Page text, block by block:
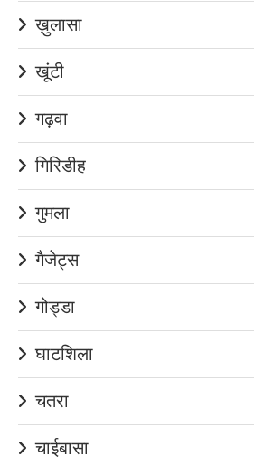
ख़ुलासा
खूंटी
गढ़वा
गिरिडीह
गुमला
गैजेट्स
गोड्डा
घाटशिला
चतरा
चाईबासा